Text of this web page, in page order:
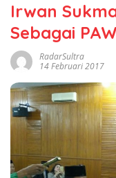
Irwan
Sebagai
RadarSultra
14 Februari 2017